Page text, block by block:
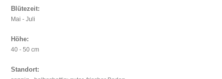
Blütezeit:
Mai - Juli
Höhe:
40 - 50 cm
Standort: